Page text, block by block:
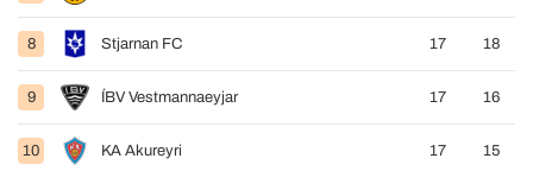
8 Stjarnan FC 17 18
9 ÍBV Vestmannaeyjar 17 16
10 KA Akureyri 17 15